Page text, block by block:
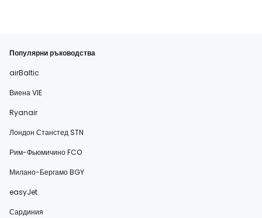
Популярни ръководства
airBaltic
Виена VIE
Ryanair
Лондон Станстед STN
Рим-Фьюмичино FCO
Милано-Бергамо BGY
easyJet
Сардиния